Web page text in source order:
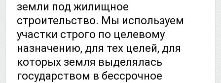
земли под жилищное
строительство. Мы используем
участки строго по целевому
назначению, для тех целей, для
которых земля выделялась
государством в бессрочное